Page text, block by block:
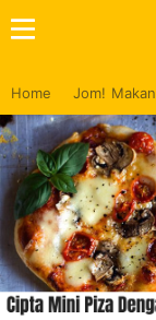
Home Jom! Makan